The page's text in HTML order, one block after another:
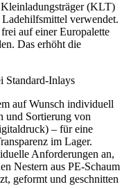
(KLT)
verwendet.
auf einer Europalette
Das erhöht die
Standard-Inlays
auf Wunsch individuell
und Sortierung von
– für eine
im Lager.
Anforderungen an,
Nestern aus PE-Schaum
geformt und geschnitten